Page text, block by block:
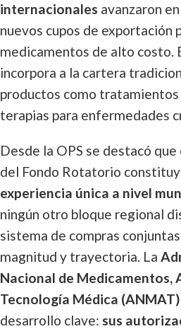
internacionales avanzaron
nuevos cupos de exportación
medicamentos de alto costo.
incorpora a la cartera
productos como
terapias para enfermedades
Desde la OPS se destacó
del Fondo Rotatorio
experiencia única a nivel
ningún otro bloque regional
sistema de compras
magnitud y trayectoria. La
Nacional de Medicamentos,
Tecnología Médica (ANMAT)
desarrollo clave: sus